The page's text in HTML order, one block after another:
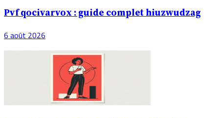
Pvf qocivarvox : guide complet hiuzwudzag
6 août 2026